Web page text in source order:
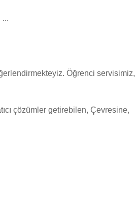
Öğrenci servisimiz,
çözümler getirebilen, Çevresine,